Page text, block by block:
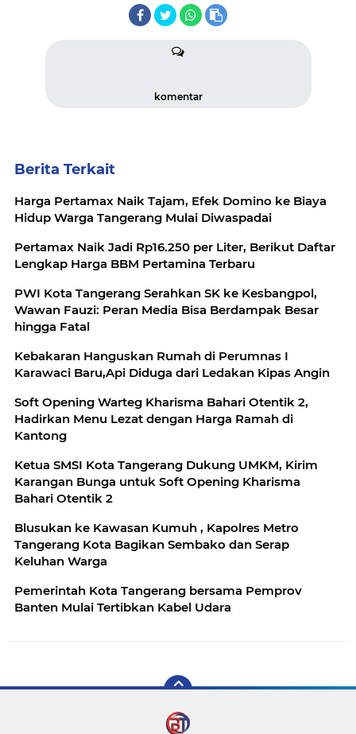
komentar
Berita Terkait
Harga Pertamax Naik Tajam, Efek Domino ke Biaya
Hidup Warga Tangerang Mulai Diwaspadai
Pertamax Naik Jadi Rp16.250 per Liter, Berikut Daftar
Lengkap Harga BBM Pertamina Terbaru
PWI Kota Tangerang Serahkan SK ke Kesbangpol,
Wawan Fauzi: Peran Media Bisa Berdampak Besar
hingga Fatal
Kebakaran Hanguskan Rumah di Perumnas I
Karawaci Baru,Api Diduga dari Ledakan Kipas Angin
Soft Opening Warteg Kharisma Bahari Otentik 2,
Hadirkan Menu Lezat dengan Harga Ramah di
Kantong
Ketua SMSI Kota Tangerang Dukung UMKM, Kirim
Karangan Bunga untuk Soft Opening Kharisma
Bahari Otentik 2
Blusukan ke Kawasan Kumuh , Kapolres Metro
Tangerang Kota Bagikan Sembako dan Serap
Keluhan Warga
Pemerintah Kota Tangerang bersama Pemprov
Banten Mulai Tertibkan Kabel Udara